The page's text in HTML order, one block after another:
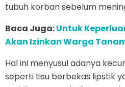
tubuh korban sebelum
Baca Juga:Untuk
Akan Izinkan Warga
Hal ini menyusul adanya
seperti tisu berbekas lipstik